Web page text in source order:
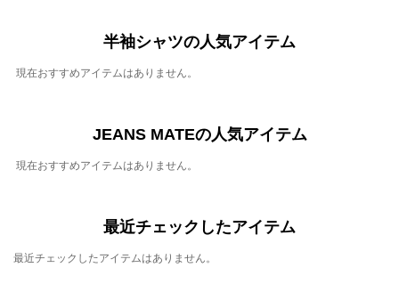
半袖シャツの人気アイテム
現在おすすめアイテムはありません。
JEANS MATEの人気アイテム
現在おすすめアイテムはありません。
最近チェックしたアイテム
最近チェックしたアイテムはありません。